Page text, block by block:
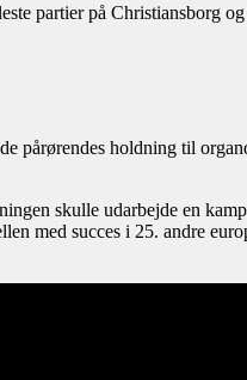
partier på Christiansborg
pårørendes holdning til
skulle udarbejde en
med succes i 25. andre